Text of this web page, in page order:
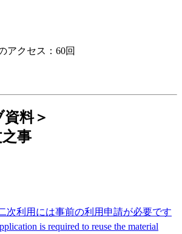
アクセス：60回
料＞
事
次利用には事前の利用申請が必要です
is required to reuse the material